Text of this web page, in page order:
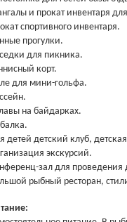
и прокат инвентаря
спортивного инвентаря.
прогулки.
для пикника.
корт.
для мини-гольфа.
на байдарках.
детей детский клуб,
экскурсий.
зал для проведения
рыбный ресторан,